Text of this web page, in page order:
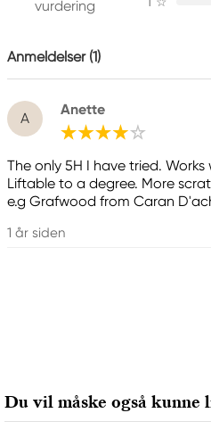
90546 Stein, Germany
vurdering
Anmeldelser (1)
A
Anette
The only 5H I have tried.
Liftable to a degree. More
e.g Grafwood from Caran
1 år siden
Du vil måske også kunne